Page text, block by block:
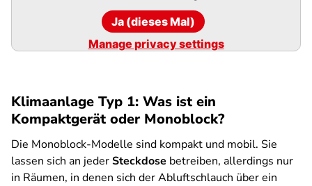
Ja (dieses Mal)
Manage privacy settings
Klimaanlage Typ 1: Was ist ein
Kompaktgerät oder Monoblock?
Die Monoblock-Modelle sind kompakt und mobil. Sie
lassen sich an jederSteckdose betreiben, allerdings nur
in Räumen, in denen sich der Abluftschlauch über ein